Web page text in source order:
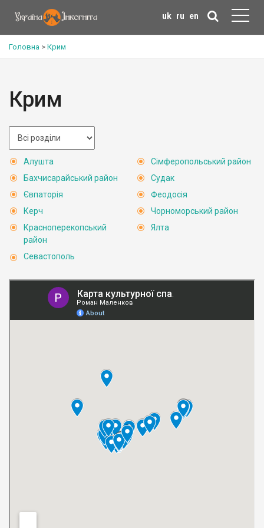
uk ru en
Головна > Крим
Крим
Алушта
Бахчисарайський район
Євпаторія
Керч
Красноперекопський
район
Севастополь
Сімферопольський район
Судак
Феодосія
Чорноморський район
Ялта